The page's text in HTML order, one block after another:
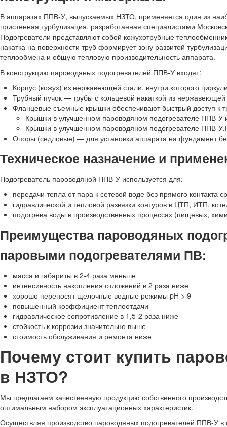
В аппаратах ППВ-У, выпускаемых НЗТО, применяется один из
пристенная турбулизация, разработанная специалистами
Подогреватели представляют собой кожухотрубные
накатка на поверхности труб формирует зону развитой
теплообмена и общую тепловую производительность аппарата.
В конструкцию пароводяных подогревателей ППВ-У входят:
Корпус (кожух) из нержавеющей стали, внутри которого
Трубный пучок — трубы с кольцевой накаткой из
Фланцевые съемные крышки обеспечивают быстрый доступ к
Крышки в улучшенном пароводяном подогревателе ППВ-У
Крышки в улучшенном пароводяном подогревателе ППВ-
Опоры (седловые) — для установки аппарата на фундамент
Техническое назначение и
Подогреватель пароводяной ППВ-У используется для:
передачи тепла от пара к сетевой воде без прямого контакта
гидравлической и тепловой развязки контуров в ЦТП, ИТП,
подогрева воды в производственных процессах (пищевых,
Преимущества пароводяных
паровыми подогревателями ПВ:
масса и габариты в 2-4 раза меньше
интенсивность накопления отложений в 2 раза ниже
хорошо переносят щелочные водные режимы pH > 9
повышенный коэффициент теплоотдачи
гидравлическое сопротивление в 1,5-2 раза ниже
стойкость к коррозии значительно выше
стоимость обслуживания и ремонта ниже
Почему стоит купить
в НЗТО?
Мы предлагаем качественную продукцию собственного
оптимальным набором эксплуатационных характеристик.
Осуществляя производство пароводяных подогревателей ППВ-У